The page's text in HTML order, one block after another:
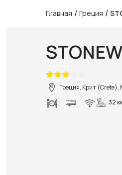
Главная / Греция /
Греция, Крит
32